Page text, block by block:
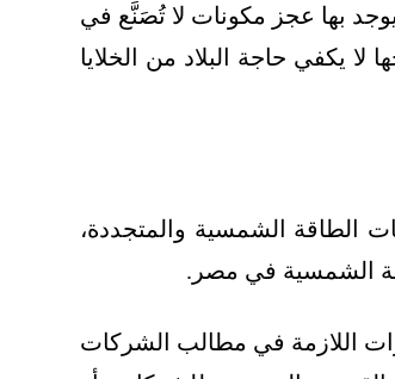
يوجد بها عجز مكونات لا تُصَنَّع في
يكفي حاجة البلاد من الخلايا
الطاقة الشمسية والمتجددة،
الشمسية في مصر.
اللازمة في مطالب الشركات